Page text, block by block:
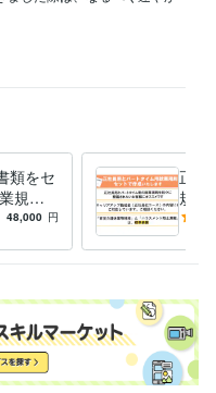
るように努めております。土
ないことがあります。）
します。
見積またはDMからご相談く
数 : 10年
年3月 ~ 2014年7月
類をセ
規則
切な会
48,000 円
正社
規則
正社
けで